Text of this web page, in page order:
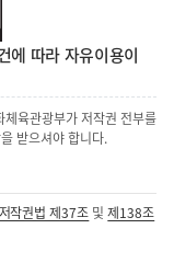
에 따라 자유이용이
육관광부가 저작권 전부를
받으셔야 합니다.
저작권법 제37조 및제138조